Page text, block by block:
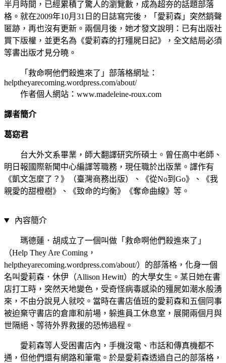
半月時間，已經累積了驚人的瀏覽數，成為超夯的話題部落
格。就在2009年10月31日的日誌寫完後，「愛莉森」突然銷聲
匿跡，再也沒有更新。兩個月後，她才發文說明：已有出版社
買下版權，並更名為《愛莉森的打殭屍日記》，全文結局必須
等書出版才見分曉。
「救命啊他們殺進來了」部落格網址：
helptheyarecoming.wordpress.com/about/
作者個人網站：www.madeleine-roux.com
譯者簡介
葛窈君
台大外文系畢業，師大翻譯研究所碩士。曾任高中老師、
明日報國際新聞中心編譯等職務，現任職於出版業。譯作有
《凱文怎麼了？》（臺灣商務出版）、《從No到Go》、《我
親愛的甜橙樹》、《致命的均衡》《奪命曲線》等。
內容簡介
瑪德蓮．胡成立了一個叫做「救命啊他們殺進來了」
（Help They Are Coming，
helptheyarecoming.wordpress.com/about/）的部落格，化身一個
名叫愛莉森．休伊（Allison Hewitt）的大學女生。某日她在書
店打工時，突然天地變色，受奇怪病毒感染的殭屍如潮水般湧
來，不由分說見人就咬。當時在書店值班的愛莉森和五個同事
被迫棄守書店的倉庫和前場，躲進員工休息室，展開兩個月與
世隔絕、等待外界救援的恐怖過程。
愛莉森等人受困書店內，手機沒電、市話和傳真機都不
通，但他們還有網路和筆電。於是愛莉森透過自己的部落格，